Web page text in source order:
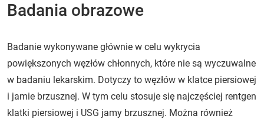
Badania obrazowe
Badanie wykonywane głównie w celu wykrycia
powiększonych węzłów chłonnych, które nie są wyczuwalne
w badaniu lekarskim. Dotyczy to węzłów w klatce piersiowej
i jamie brzusznej. W tym celu stosuje się najczęściej rentgen
klatki piersiowej i USG jamy brzusznej. Można również